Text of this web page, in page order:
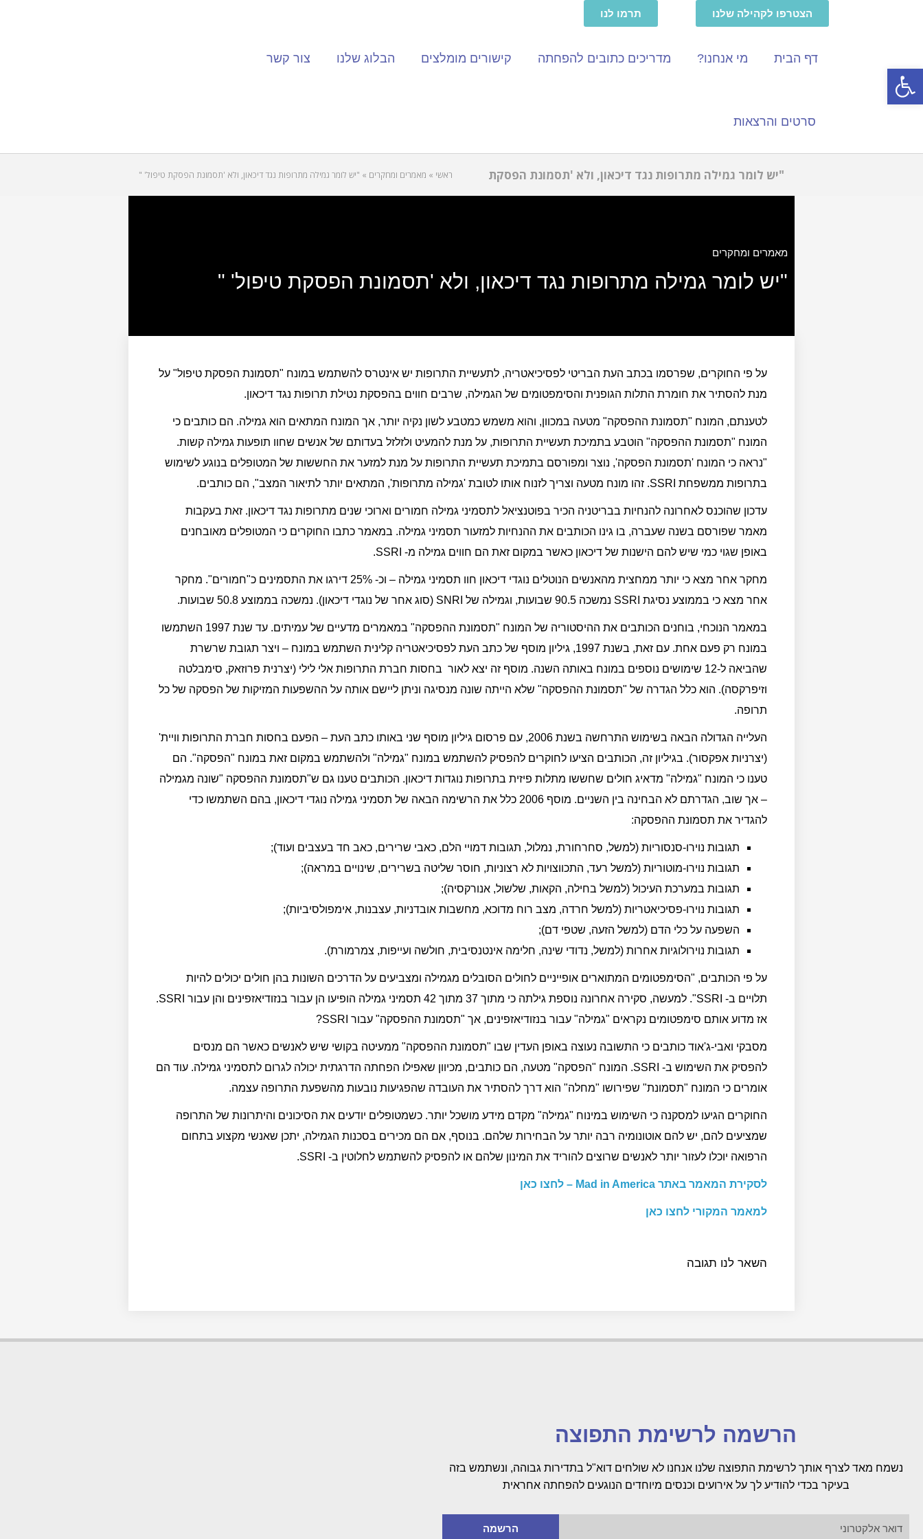
פתח סרגל נגישות
הצטרפו לקהילה שלנו תרמו לנו
דף הבית מי אנחנו? מדריכים כתובים להפחתה קישורים מומלצים הבלוג שלנו צור קשר
סרטים והרצאות
"יש לומר גמילה מתרופות נגד דיכאון, ולא 'תסמונת הפסקת ראשי » מאמרים ומחקרים » "יש לומר גמילה מתרופות נגד דיכאון, ולא 'תסמונת הפסקת טיפול' "
מאמרים ומחקרים
"יש לומר גמילה מתרופות נגד דיכאון, ולא 'תסמונת הפסקת טיפול' "
על פי החוקרים, שפרסמו בכתב העת הבריטי לפסיכיאטריה, לתעשיית התרופות יש אינטרס להשתמש במונח "תסמונת הפסקת טיפול" על
מנת להסתיר את חומרת התלות הגופנית והסימפטומים של הגמילה, שרבים חווים בהפסקת נטילת תרופות נגד דיכאון.
לטענתם, המונח "תסמונת ההפסקה" מטעה במכוון, והוא משמש כמטבע לשון נקיה יותר, אך המונח המתאים הוא גמילה. הם כותבים כי
המונח "תסמונת ההפסקה" הוטבע בתמיכת תעשיית התרופות, על מנת להמעיט ולזלזל בעדותם של אנשים שחוו תופעות גמילה קשות.
"נראה כי המונח 'תסמונת הפסקה', נוצר ומפורסם בתמיכת תעשיית התרופות על מנת למזער את החששות של המטופלים בנוגע לשימוש
בתרופות ממשפחת SSRI. זהו מונח מטעה וצריך לזנוח אותו לטובת 'גמילה מתרופות', המתאים יותר לתיאור המצב", הם כותבים.
עדכון שהוכנס לאחרונה להנחיות בבריטניה הכיר בפוטנציאל לתסמיני גמילה חמורים וארוכי שנים מתרופות נגד דיכאון. זאת בעקבות
מאמר שפורסם בשנה שעברה, בו גינו הכותבים את ההנחיות למזעור תסמיני גמילה. במאמר כתבו החוקרים כי המטופלים מאובחנים
באופן שגוי כמי שיש להם הישנות של דיכאון כאשר במקום זאת הם חווים גמילה מ- SSRI.
מחקר אחר מצא כי יותר ממחצית מהאנשים הנוטלים נוגדי דיכאון חוו תסמיני גמילה – וכ- 25% דירגו את התסמינים כ"חמורים". מחקר
אחר מצא כי בממוצע נסיגת SSRI נמשכה 90.5 שבועות, וגמילה של SNRI (סוג אחר של נוגדי דיכאון). נמשכה בממוצע 50.8 שבועות.
במאמר הנוכחי, בוחנים הכותבים את ההיסטוריה של המונח "תסמונת ההפסקה" במאמרים מדעיים של עמיתים. עד שנת 1997 השתמשו
במונח רק פעם אחת. עם זאת, בשנת 1997, גיליון מוסף של כתב העת לפסיכיאטריה קלינית השתמש במונח – ויצר תגובת שרשרת
שהביאה ל-12 שימושים נוספים במונח באותה השנה. מוסף זה יצא לאור בחסות חברת התרופות אלי לילי (יצרנית פרוזאק, סימבלטה
וזיפרקסה). הוא כלל הגדרה של "תסמונת ההפסקה" שלא הייתה שונה מנסיגה וניתן ליישם אותה על ההשפעות המזיקות של הפסקה של כל
תרופה.
העלייה הגדולה הבאה בשימוש התרחשה בשנת 2006, עם פרסום גיליון מוסף שני באותו כתב העת – הפעם בחסות חברת התרופות וויית'
(יצרניות אפקסור). בגיליון זה, הכותבים הציעו לחוקרים להפסיק להשתמש במונח "גמילה" ולהשתמש במקום זאת במונח "הפסקה". הם
טענו כי המונח "גמילה" מדאיג חולים שחששו מתלות פיזית בתרופות נוגדות דיכאון. הכותבים טענו גם ש"תסמונת ההפסקה "שונה מגמילה
– אך שוב, הגדרתם לא הבחינה בין השניים. מוסף 2006 כלל את הרשימה הבאה של תסמיני גמילה נוגדי דיכאון, בהם השתמשו כדי
להגדיר את תסמונת ההפסקה:
תגובות נוירו-סנסוריות (למשל, סחרחורת, נמלול, תגובות דמויי הלם, כאבי שרירים, כאב חד בעצבים ועוד);
תגובות נוירו-מוטוריות (למשל רעד, התכווצויות לא רצוניות, חוסר שליטה בשרירים, שינויים במראה);
תגובות במערכת העיכול (למשל בחילה, הקאות, שלשול, אנורקסיה);
תגובות נוירו-פסיכיאטריות (למשל חרדה, מצב רוח מדוכא, מחשבות אובדניות, עצבנות, אימפולסיביות);
השפעה על כלי הדם (למשל הזעה, שטפי דם);
תגובות נוירולוגיות אחרות (למשל, נדודי שינה, חלימה אינטנסיבית, חולשה ועייפות, צמרמורת).
על פי הכותבים, "הסימפטומים המתוארים אופייניים לחולים הסובלים מגמילה ומצביעים על הדרכים השונות בהן חולים יכולים להיות
תלויים ב- SSRI". למעשה, סקירה אחרונה נוספת גילתה כי מתוך 37 מתוך 42 תסמיני גמילה הופיעו הן עבור בנזודיאזפינים והן עבור SSRI.
אז מדוע אותם סימפטומים נקראים "גמילה" עבור בנזודיאזפינים, אך "תסמונת ההפסקה" עבור SSRI?
מסבקי ואבי-ג'אוד כותבים כי התשובה נעוצה באופן העדין שבו "תסמונת ההפסקה" ממעיטה בקושי שיש לאנשים כאשר הם מנסים
להפסיק את השימוש ב- SSRI. המונח "הפסקה" מטעה, הם כותבים, מכיוון שאפילו הפחתה הדרגתית יכולה לגרום לתסמיני גמילה. עוד הם
אומרים כי המונח "תסמונת" שפירושו "מחלה" הוא דרך להסתיר את העובדה שהפגיעות נובעות מהשפעת התרופה עצמה.
החוקרים הגיעו למסקנה כי השימוש במינוח "גמילה" מקדם מידע מושכל יותר. כשמטופלים יודעים את הסיכונים והיתרונות של התרופה
שמציעים להם, יש להם אוטונומיה רבה יותר על הבחירות שלהם. בנוסף, אם הם מכירים בסכנות הגמילה, יתכן שאנשי מקצוע בתחום
הרפואה יוכלו לעזור יותר לאנשים שרוצים להוריד את המינון שלהם או להפסיק להשתמש לחלוטין ב- SSRI.
לסקירת המאמר באתר Mad in America – לחצו כאן
למאמר המקורי לחצו כאן
השאר לנו תגובה
הרשמה לרשימת התפוצה
נשמח מאד לצרף אותך לרשימת התפוצה שלנו אנחנו לא שולחים דוא"ל בתדירות גבוהה, ונשתמש בזה
בעיקר בכדי להודיע לך על אירועים וכנסים מיוחדים הנוגעים להפחתה אחראית
הרשמה